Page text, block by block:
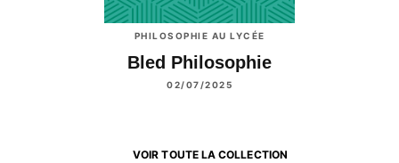
PHILOSOPHIE AU LYCÉE
Bled Philosophie
02/07/2025
VOIR TOUTE LA COLLECTION